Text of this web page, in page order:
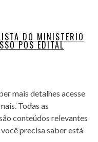
DO MINISTERIO
POS EDITAL
mais detalhes acesse
Todas as
conteúdos relevantes
precisa saber está